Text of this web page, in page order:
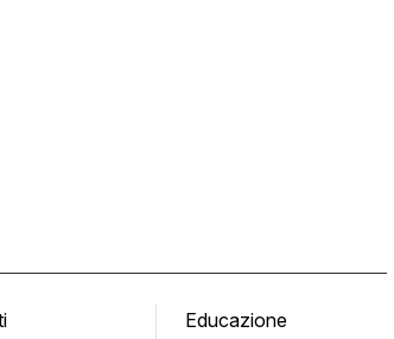
Educazione